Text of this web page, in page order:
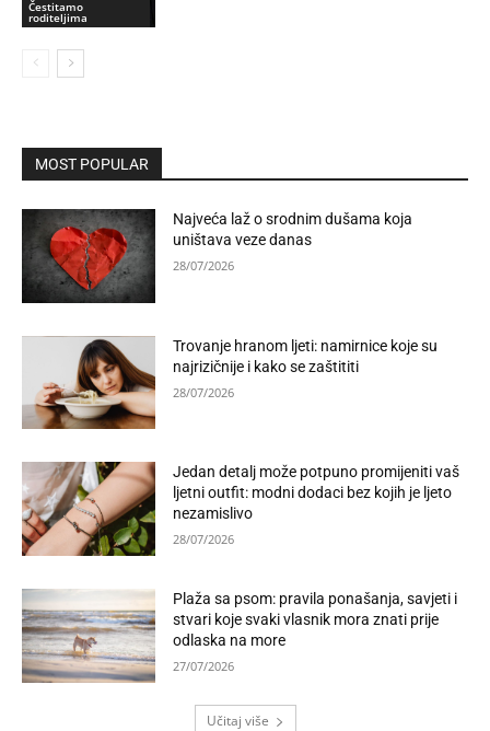
Čestitamo
roditeljima
MOST POPULAR
Najveća laž o srodnim dušama koja
uništava veze danas
28/07/2026
Trovanje hranom ljeti: namirnice koje su
najrizičnije i kako se zaštititi
28/07/2026
Jedan detalj može potpuno promijeniti vaš
ljetni outfit: modni dodaci bez kojih je ljeto
nezamislivo
28/07/2026
Plaža sa psom: pravila ponašanja, savjeti i
stvari koje svaki vlasnik mora znati prije
odlaska na more
27/07/2026
Učitaj više